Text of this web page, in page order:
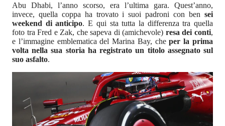
Abu Dhabi, l’anno scorso, era l’ultima gara. Quest’anno,
invece, quella coppa ha trovato i suoi padroni con ben sei
weekend di anticipo. E qui sta tutta la differenza tra quella
foto tra Fred e Zak, che sapeva di (amichevole) resa dei conti,
e l’immagine emblematica del Marina Bay, cheper la prima
volta nella sua storia ha registrato un titolo assegnato sul
suo asfalto.